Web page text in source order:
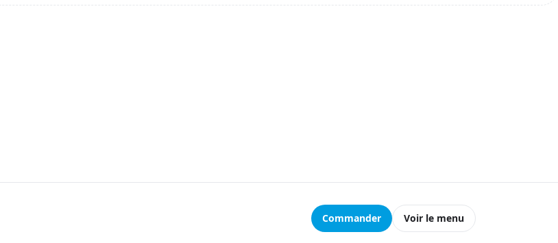
Commander Voir le menu